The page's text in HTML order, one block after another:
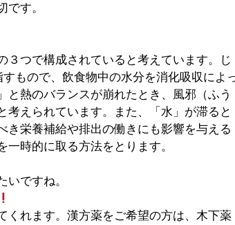
す。
３つで構成されていると考えています。じ
もので、飲食物中の水分を消化吸収によ
熱のバランスが崩れたとき、風邪（ふう
考えられています。また、「水」が滞ると
栄養補給や排出の働きにも影響を与える
時的に取る方法をとります。
ですね。
くれます。漢方薬をご希望の方は、木下薬